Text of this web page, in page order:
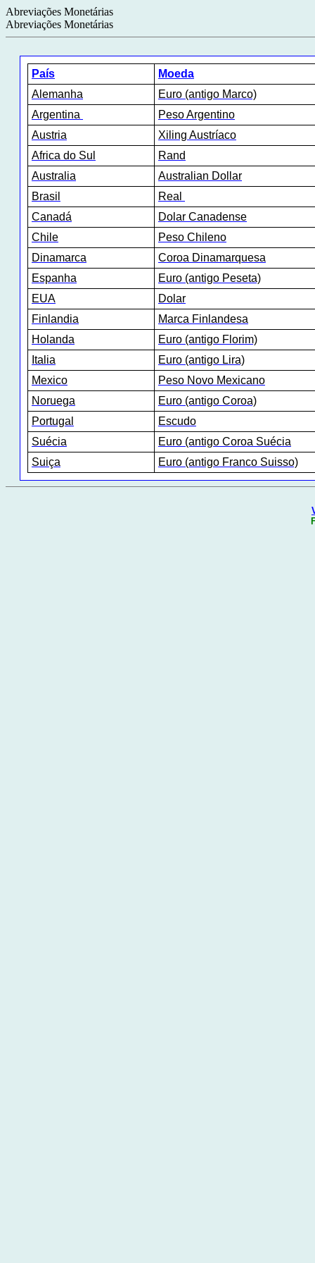
Abreviações Monetárias
Abreviações Monetárias
País
Moeda
Alemanha
Euro (antigo Marco)
Argentina
Peso Argentino
Austria
Xiling Austríaco
Africa do Sul
Rand
Australia
Australian Dollar
Brasil
Real
Canadá
Dolar Canadense
Chile
Peso Chileno
Dinamarca
Coroa Dinamarquesa
Espanha
Euro (antigo Peseta)
EUA
Dolar
Finlandia
Marca Finlandesa
Holanda
Euro (antigo Florim)
Italia
Euro (antigo Lira)
Mexico
Peso Novo Mexicano
Noruega
Euro (antigo Coroa)
Portugal
Escudo
Suécia
Euro (antigo Coroa Suécia
Suiça
Euro (antigo Franco Suisso)